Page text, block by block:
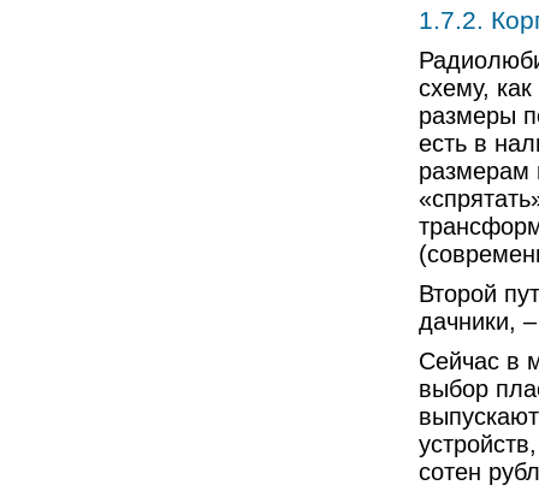
1.7.2.
схему,
размеры
есть в
размерам
Второй
дачники,
Сейчас в
выбор
сотен